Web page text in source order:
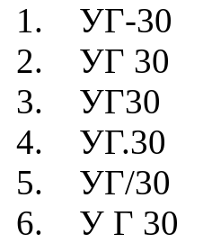
1. УГ-30
2. УГ 30
3. УГ30
4. УГ.30
5. УГ/30
6. У Г 30